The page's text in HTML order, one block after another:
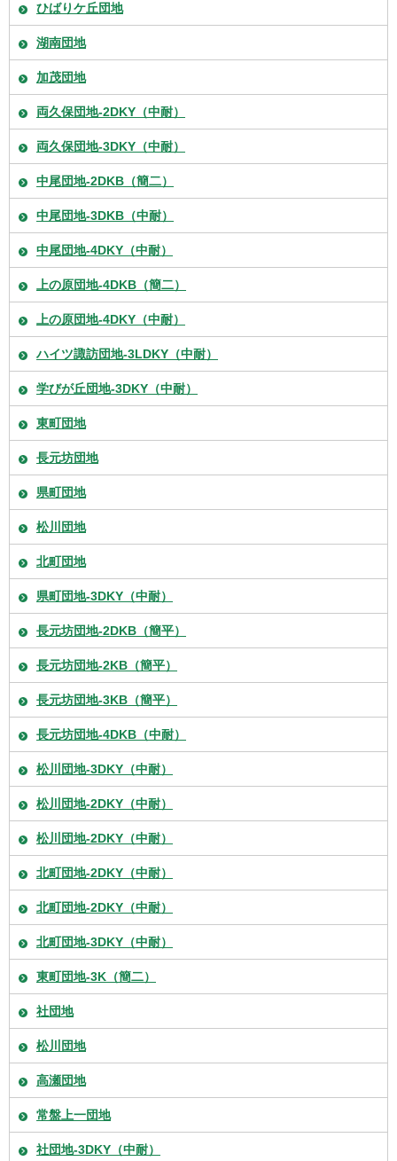
ひばりケ丘団地
湖南団地
加茂団地
両久保団地-2DKY（中耐）
両久保団地-3DKY（中耐）
中尾団地-2DKB（簡二）
中尾団地-3DKB（中耐）
中尾団地-4DKY（中耐）
上の原団地-4DKB（簡二）
上の原団地-4DKY（中耐）
ハイツ諏訪団地-3LDKY（中耐）
学びが丘団地-3DKY（中耐）
東町団地
長元坊団地
県町団地
松川団地
北町団地
県町団地-3DKY（中耐）
長元坊団地-2DKB（簡平）
長元坊団地-2KB（簡平）
長元坊団地-3KB（簡平）
長元坊団地-4DKB（中耐）
松川団地-3DKY（中耐）
松川団地-2DKY（中耐）
松川団地-2DKY（中耐）
北町団地-2DKY（中耐）
北町団地-2DKY（中耐）
北町団地-3DKY（中耐）
東町団地-3K（簡二）
社団地
松川団地
高瀬団地
常盤上一団地
社団地-3DKY（中耐）